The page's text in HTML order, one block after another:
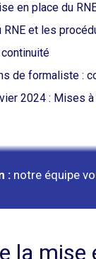
en place du
RNE et les
de formaliste :
2024 : Mises
: notre équipe
la mise